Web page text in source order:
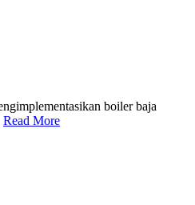
boiler baja
Read More